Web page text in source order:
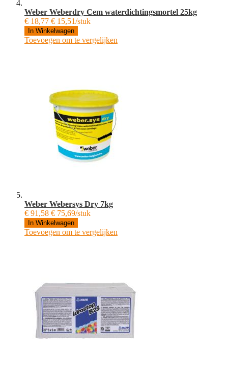
Weber Weberdry Cem waterdichtingsmortel 25kg
€ 18,77 € 15,51/stuk
In Winkelwagen
Toevoegen om te vergelijken
Weber Webersys Dry 7kg
€ 91,58 € 75,69/stuk
In Winkelwagen
Toevoegen om te vergelijken